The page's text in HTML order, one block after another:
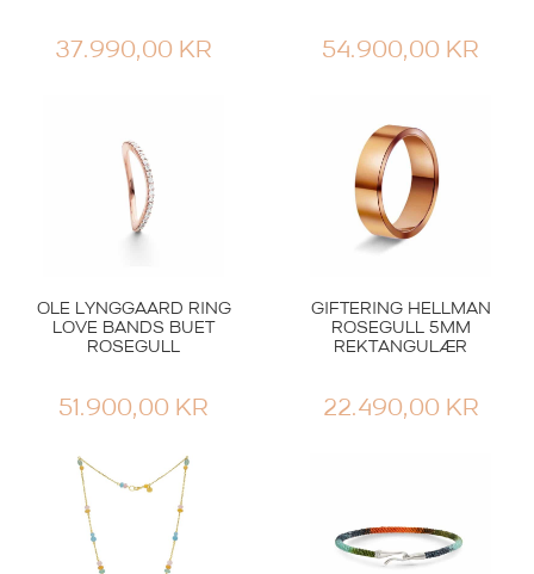
37.990,00 KR 54.900,00 KR
OLE LYNGGAARD RING
LOVE BANDS BUET
ROSEGULL
51.900,00 KR
GIFTERING HELLMAN
ROSEGULL 5MM
REKTANGULÆR
22.490,00 KR